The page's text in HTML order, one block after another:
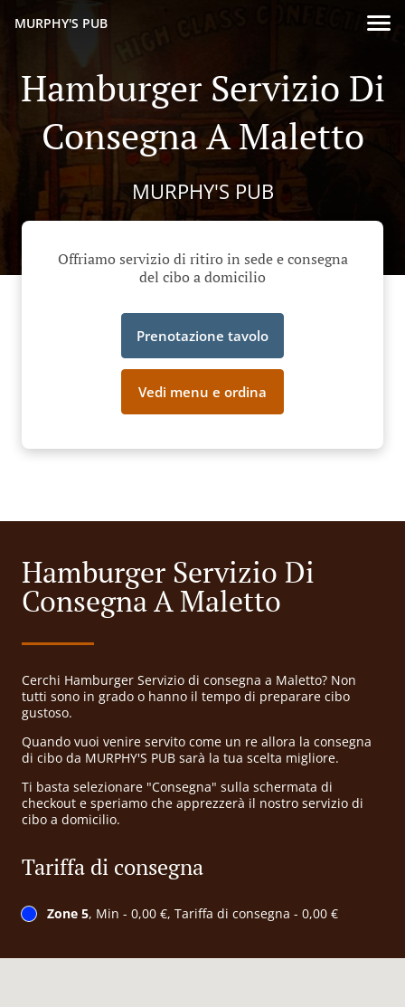
MURPHY'S PUB
Hamburger Servizio Di
Consegna A Maletto
MURPHY'S PUB
Offriamo servizio di ritiro in sede e consegna
del cibo a domicilio
Prenotazione tavolo
Vedi menu e ordina
Hamburger Servizio Di
Consegna A Maletto
Cerchi Hamburger Servizio di consegna a Maletto? Non
tutti sono in grado o hanno il tempo di preparare cibo
gustoso.
Quando vuoi venire servito come un re allora la consegna
di cibo da MURPHY'S PUB sarà la tua scelta migliore.
Ti basta selezionare "Consegna" sulla schermata di
checkout e speriamo che apprezzerà il nostro servizio di
cibo a domicilio.
Tariffa di consegna
Zone 5, Min - 0,00 €, Tariffa di consegna - 0,00 €